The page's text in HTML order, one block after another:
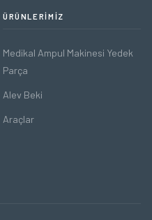
ÜRÜNLERIMIZ
Medikal Ampul Makinesi Yedek
Parça
Alev Beki
Araçlar